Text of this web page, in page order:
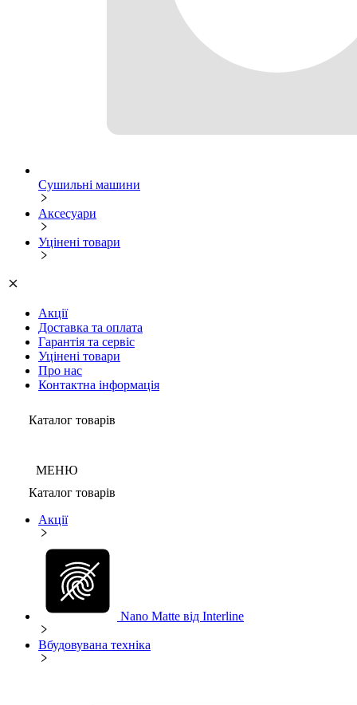
Сушильні машини
Аксесуари
Уцінені товари
Акції
Доставка та оплата
Гарантія та сервіс
Уцінені товари
Про нас
Контактна інформація
Каталог товарів
МЕНЮ
Каталог товарів
Акції
Nano Matte від Interline
Вбудовувана техніка